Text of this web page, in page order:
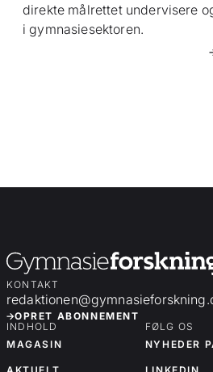
direkte målrettet undervisere
i gymnasiesektoren.
KONTAKT
OPRET ABONNEMENT
INDHOLD
MAGASIN
FØLG OS
NYHEDER